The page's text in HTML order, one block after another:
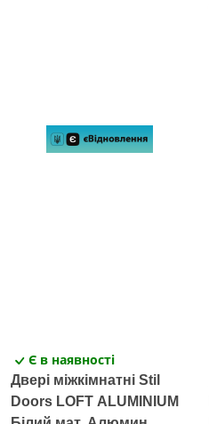
Є в наявності
Двері міжкімнатні Stil
Doors LOFT ALUMINIUM